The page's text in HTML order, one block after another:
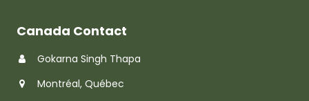
Canada Contact
Gokarna Singh Thapa
Montréal, Québec